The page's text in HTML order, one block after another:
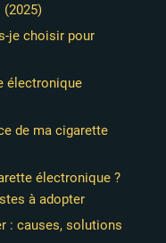
je choisir pour
électronique
de ma cigarette
électronique ?
à adopter
: causes, solutions